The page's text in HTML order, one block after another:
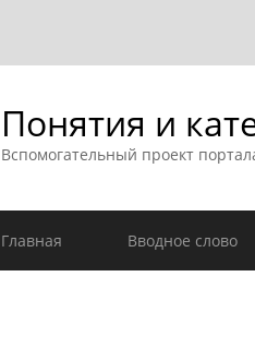
Понятия и
Вспомогательный проект
Главная Вводное слово